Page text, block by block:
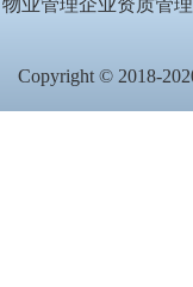
物业管理企业资质管
Copyright © 2018-